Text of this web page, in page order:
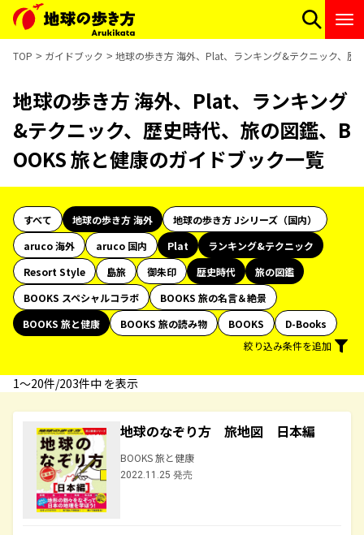
TOP ガイドブック 地球の歩き方 海外、Plat、ランキング&テクニック、歴
地球の歩き方 海外、Plat、ランキング
&テクニック、歴史時代、旅の図鑑、B
OOKS 旅と健康のガイドブック一覧
すべて 地球の歩き方 海外
地球の歩き方 Jシリーズ（国内）
aruco 海外
aruco 国内 Plat
ランキング&テクニック
Resort Style
島旅 御朱印 歴史時代
旅の図鑑
BOOKS スペシャルコラボ
BOOKS 旅の名言＆絶景
BOOKS 旅と健康
BOOKS 旅の読み物 BOOKS
D-Books
絞り込み条件を追加
1〜20件/203件中 を表示
地球のなぞり方 旅地図 日本編
BOOKS 旅と健康
2022.11.25 発売